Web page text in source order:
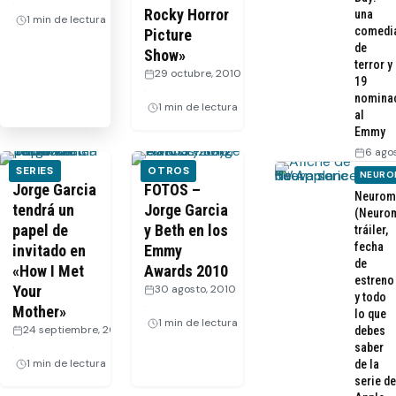
1 min de lectura
Rocky Horror
Picture
Show»
29 octubre, 2010
1 min de lectura
SERIES
Jorge Garcia
tendrá un
papel de
invitado en
«How I Met
Your
Mother»
24 septiembre, 2010
1 min de lectura
OTROS
FOTOS –
Jorge Garcia
y Beth en los
Emmy
Awards 2010
30 agosto, 2010
1 min de lectura
una
de
terror y
19
al
Emmy
6
tráiler,
fecha
de
estreno
y todo
lo que
debes
saber
de la
serie de